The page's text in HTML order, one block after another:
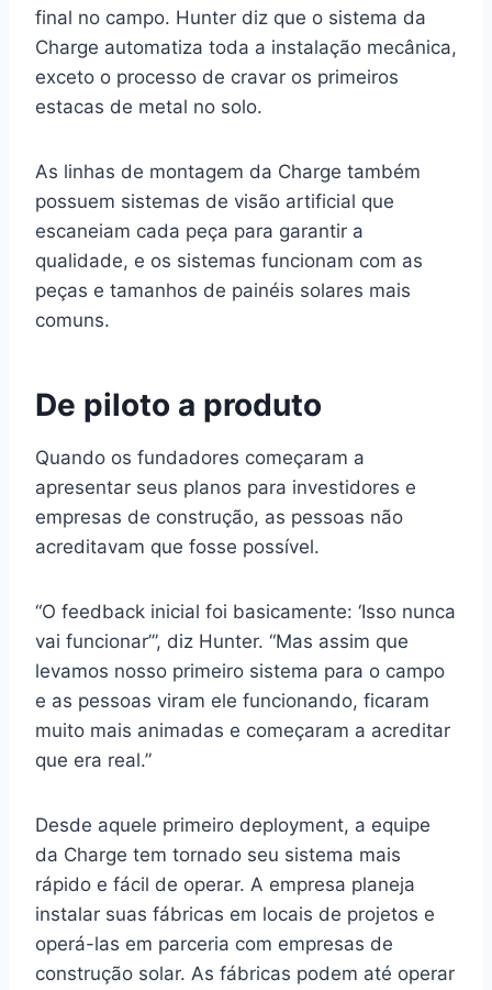
final no campo. Hunter diz que o sistema da
Charge automatiza toda a instalação mecânica,
exceto o processo de cravar os primeiros
estacas de metal no solo.
As linhas de montagem da Charge também
possuem sistemas de visão artificial que
escaneiam cada peça para garantir a
qualidade, e os sistemas funcionam com as
peças e tamanhos de painéis solares mais
comuns.
De piloto a produto
Quando os fundadores começaram a
apresentar seus planos para investidores e
empresas de construção, as pessoas não
acreditavam que fosse possível.
“O feedback inicial foi basicamente: ‘Isso nunca
vai funcionar’”, diz Hunter. “Mas assim que
levamos nosso primeiro sistema para o campo
e as pessoas viram ele funcionando, ficaram
muito mais animadas e começaram a acreditar
que era real.”
Desde aquele primeiro deployment, a equipe
da Charge tem tornado seu sistema mais
rápido e fácil de operar. A empresa planeja
instalar suas fábricas em locais de projetos e
operá-las em parceria com empresas de
construção solar. As fábricas podem até operar